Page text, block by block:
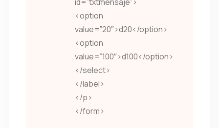
<option
value=”20″>d20</option>
<option
value=”100″>d100</option>
</select>
</label>
</p>
</form>